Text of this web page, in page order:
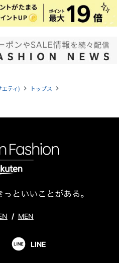
ティ) navigate_next トップス navigate_next
/ MEN
LINE